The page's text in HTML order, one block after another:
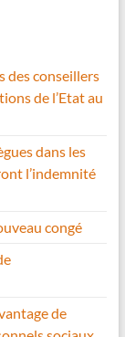
des conseillers
de l’Etat au
dans les
l’indemnité
congé
de